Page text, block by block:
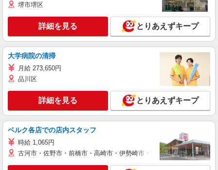
堺市堺区
詳細を見る とりあえずキープ
大学病院の清掃
月給 273,650円
品川区
詳細を見る とりあえずキープ
ベルク各店での店内スタッフ
時給 1,065円
古河市・佐野市・前橋市・高崎市・伊勢崎市・太田市・館林市・藤